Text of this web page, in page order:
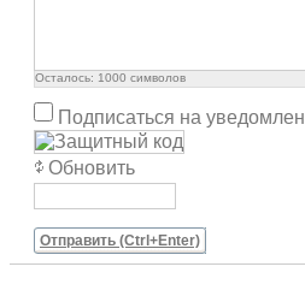
Осталось: 1000 символов
Подписаться на
Обновить
Отправить (Ctrl+Enter)